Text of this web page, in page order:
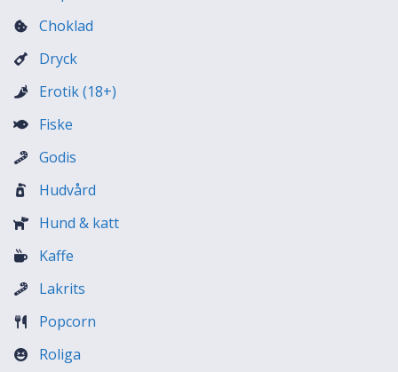
Choklad
Dryck
Erotik (18+)
Fiske
Godis
Hudvård
Hund & katt
Kaffe
Lakrits
Popcorn
Roliga